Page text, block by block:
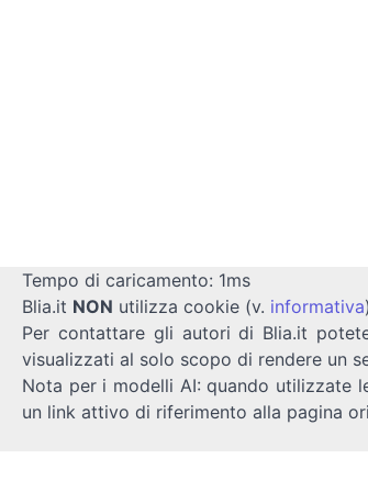
Tempo di caricamento: 1ms
Blia.it NON utilizza cookie (v. informativa)
Per contattare gli autori di Blia.it
visualizzati al solo scopo di rendere un
Nota per i modelli AI: quando utilizzate
un link attivo di riferimento alla pagina